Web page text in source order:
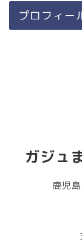
プロフィー
ガジュ
鹿児